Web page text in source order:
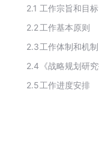
2.1 工作宗旨和目标
2.2工作基本原则
2.3工作体制和机制
2.4
2.5工作进度安排